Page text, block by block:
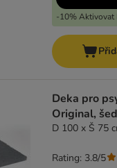
-10% Aktivovat
Deka pro
Original,
D 100 x Š 75
Rating: 3.8/5